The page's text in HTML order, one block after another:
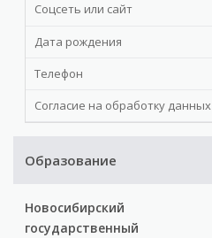
Соцсеть или сайт
Дата рождения
Телефон
Согласие на обработку данных
Образование
Новосибирский
государственный